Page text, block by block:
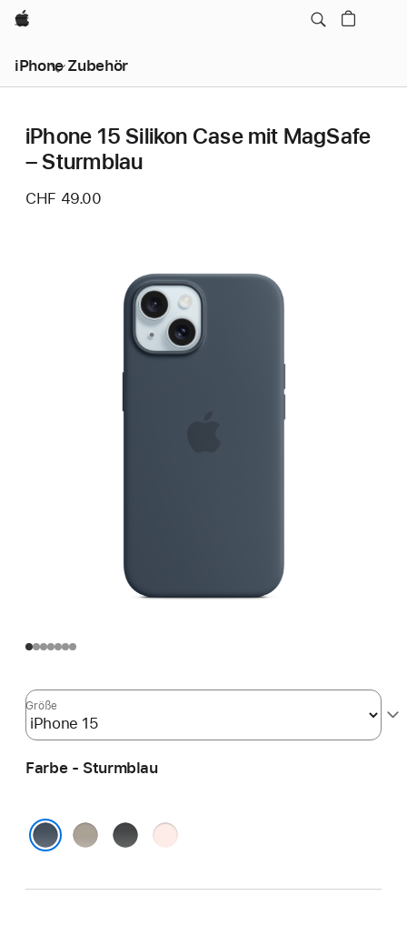
Apple
iPhone Zubehör
iPhone 15 Silikon Case mit MagSafe
– Sturmblau
CHF 49.00
Größe
Farbe - Sturmblau
TonbraunSchwarzHellrosa